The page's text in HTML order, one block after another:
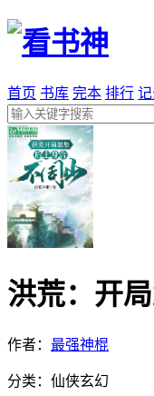
首页 书库 完本 排行
洪荒：开
作者： 最强神棍
分类：仙侠玄幻